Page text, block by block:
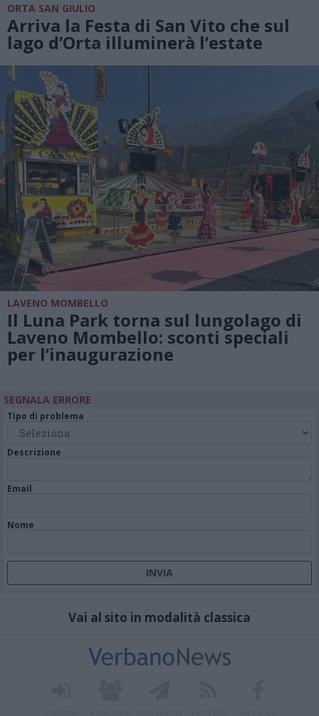
ORTA SAN GIULIO
Arriva la Festa di San Vito che sul
lago d’Orta illuminerà l’estate
LAVENO MOMBELLO
Il Luna Park torna sul lungolago di
Laveno Mombello: sconti speciali
per l’inaugurazione
SEGNALA ERRORE
Tipo di problema
Descrizione
Email
Nome
Vai al sito in modalità classica